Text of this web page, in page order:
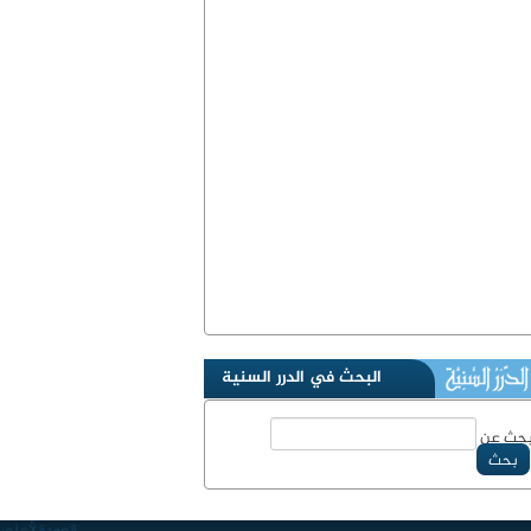
البحث في الدرر السنية
عن
بحث